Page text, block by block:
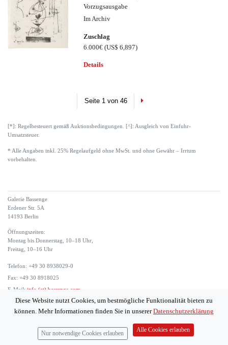
Vorzugsausgabe
Im Archiv
Zuschlag
6.000€(US$ 6,897)
Details
Seite 1 von 46 Next
[*]: Regelbesteuert gemäß Auktionsbedingungen. [^]: Ausgleich von Einfuhr-
Umsatzsteuer.
* Alle Angaben inkl. 25% Regelaufgeld ohne MwSt. und ohne Gewähr – Irrtum
vorbehalten.
Galerie Bassenge
Erdener Str. 5A
14193 Berlin
Öffnungszeiten:
Montag bis Donnerstag, 10–18 Uhr,
Freitag, 10–16 Uhr
Telefon: +49 30 8938029-0
Fax: +49 30 8918025
E-Mail: info (at) bassenge.com
Diese Website nutzt Cookies, um bestmögliche Funktionalität bieten zu
können. Mehr Informationen finden Sie in unsererDatenschutzerklärung
Nur notwendige Cookies erlauben
Alle Cookies erlauben